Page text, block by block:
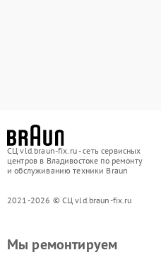
СЦ vld.braun-fix.ru - сеть сервисных
центров в Владивостоке по ремонту
и обслуживанию техники Braun
2021-2026 © СЦ vld.braun-fix.ru
Мы ремонтируем